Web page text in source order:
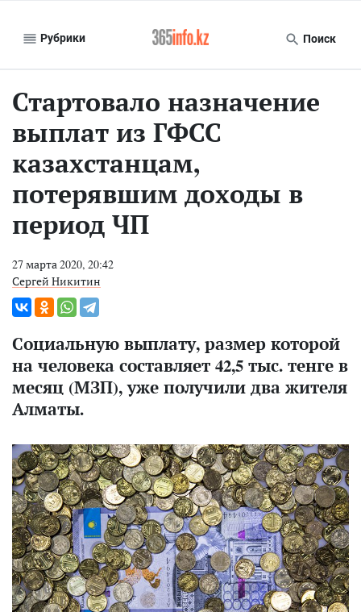
Рубрики Поиск
Стартовало назначение
выплат из ГФСС
казахстанцам,
потерявшим доходы в
период ЧП
27 марта 2020, 20:42
Сергей Никитин
Социальную выплату, размер которой
на человека составляет 42,5 тыс. тенге в
месяц (МЗП), уже получили два жителя
Алматы.